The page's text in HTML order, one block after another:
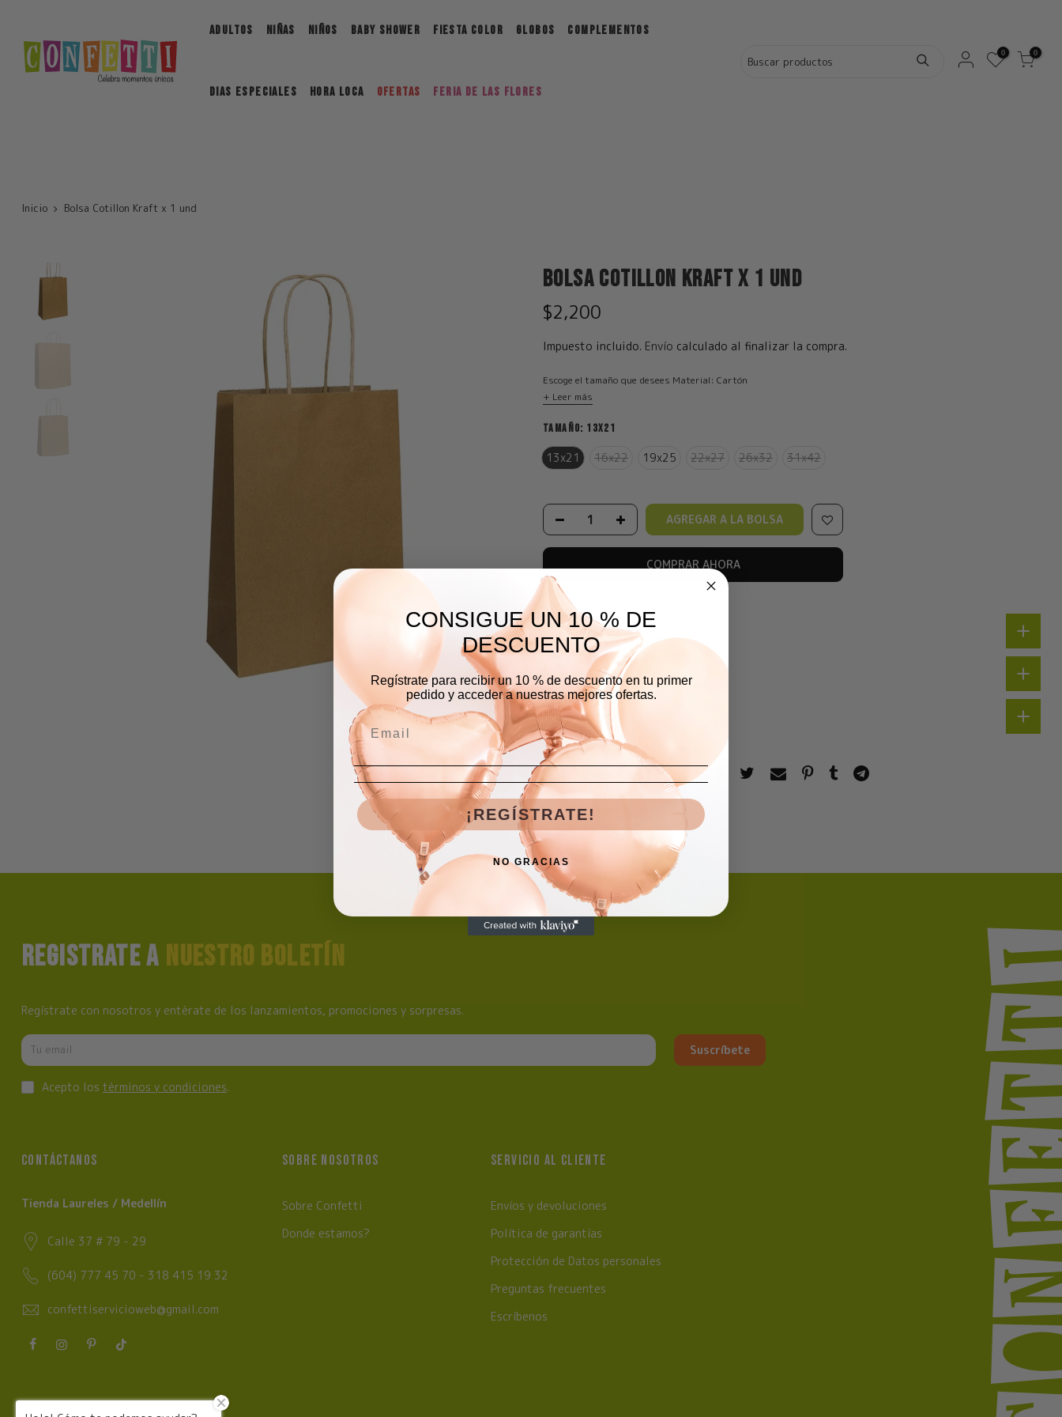
ADULTOS
NIÑAS NIÑOS BABY SHOWER FIESTA COLOR GLOBOS COMPLEMENTOS
DIAS ESPECIALES Hora Loca Ofertas FERIA DE LAS FLORES
0 0
Inicio Bolsa Cotillon Kraft x 1 und
Bolsa Cotillon Kraft x 1 und
$2,200
Impuesto incluido. Envío calculado al finalizar la compra.
Escoge el tamaño que desees Material: Cartón
+ Leer más
TAMAÑO: 13X21
13x21 16x22 19x25 22x27 26x32 31x42
AGREGAR A LA BOLSA
COMPRAR AHORA
Descripción
Envíos y devoluciones
Comentarios
REGISTRATE A NUESTRO BOLETÍN
Regístrate con nosotros y entérate de los lanzamientos, promociones y sorpresas.
Suscríbete
Acepto los términos y condiciones.
CONTÁCTANOS
Tienda Laureles / Medellín
Calle 37 # 79 - 29
(604) 777 45 70 - 318 415 19 32
confettiservicioweb@gmail.com
SOBRE NOSOTROS
Sobre Confetti
Donde estamos?
SERVICIO AL CLIENTE
Envíos y devoluciones
Política de garantías
Protección de Datos personales
Preguntas frecuentes
Escríbenos
CONSIGUE UN 10 % DE
DESCUENTO
Regístrate para recibir un 10 % de descuento en tu primer
pedido y acceder a nuestras mejores ofertas.
¡REGÍSTRATE!
NO GRACIAS